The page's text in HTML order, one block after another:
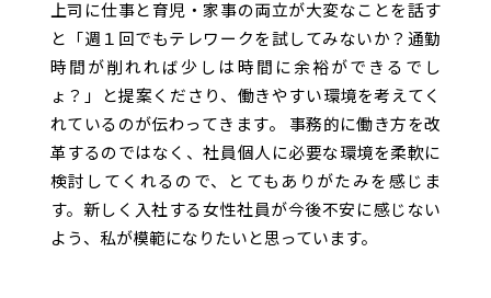
上司に仕事と育児・家事の両立が大変なことを話す
と「週１回でもテレワークを試してみないか？通勤
時間が削れれば少しは時間に余裕ができるでし
ょ？」と提案くださり、働きやすい環境を考えてく
れているのが伝わってきます。 事務的に働き方を改
革するのではなく、社員個人に必要な環境を柔軟に
検討してくれるので、とてもありがたみを感じま
す。新しく入社する女性社員が今後不安に感じない
よう、私が模範になりたいと思っています。